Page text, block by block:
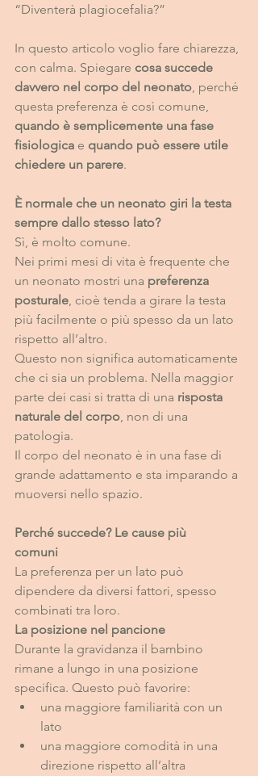
“Diventerà plagiocefalia?”
In questo articolo voglio fare chiarezza,
con calma. Spiegare cosa succede
davvero nel corpo del neonato, perché
questa preferenza è così comune,
quando è semplicemente una fase
fisiologica e quando può essere utile
chiedere un parere.
È normale che un neonato giri la testa
sempre dallo stesso lato?
Sì, è molto comune.
Nei primi mesi di vita è frequente che
un neonato mostri una preferenza
posturale, cioè tenda a girare la testa
più facilmente o più spesso da un lato
rispetto all’altro.
Questo non significa automaticamente
che ci sia un problema. Nella maggior
parte dei casi si tratta di una risposta
naturale del corpo, non di una
patologia.
Il corpo del neonato è in una fase di
grande adattamento e sta imparando a
muoversi nello spazio.
Perché succede? Le cause più
comuni
La preferenza per un lato può
dipendere da diversi fattori, spesso
combinati tra loro.
La posizione nel pancione
Durante la gravidanza il bambino
rimane a lungo in una posizione
specifica. Questo può favorire:
una maggiore familiarità con un
lato
una maggiore comodità in una
direzione rispetto all’altra